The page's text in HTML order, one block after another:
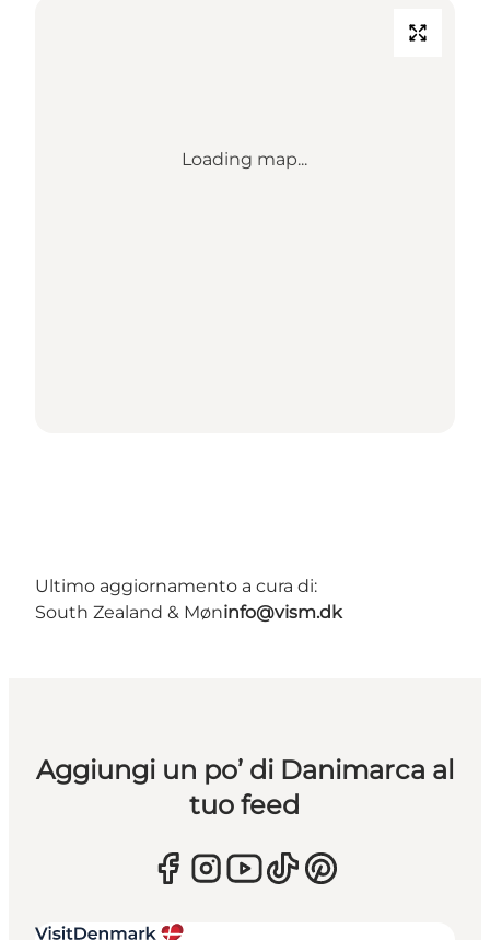
Loading map...
Ultimo aggiornamento a cura di:
South Zealand & Møninfo@vism.dk
Aggiungi un po’ di Danimarca al
tuo feed